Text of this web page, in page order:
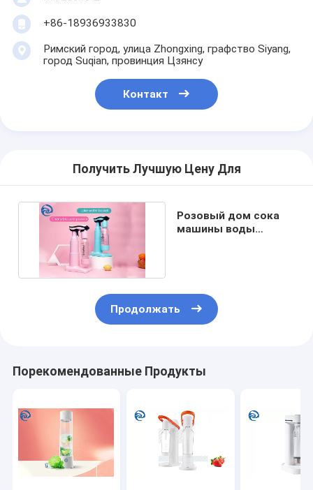
+86-18936933830
Римский город, улица Zhongxing, графство Siyang,
город Suqian, провинция Цзянсу
Контакт
Получить Лучшую Цену Для
Розовый дом сока
машины воды
Продолжать
Порекомендованные Продукты